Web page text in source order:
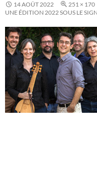
14 AOÛT 2022 251 × 170
UNE ÉDITION 2022 SOUS LE